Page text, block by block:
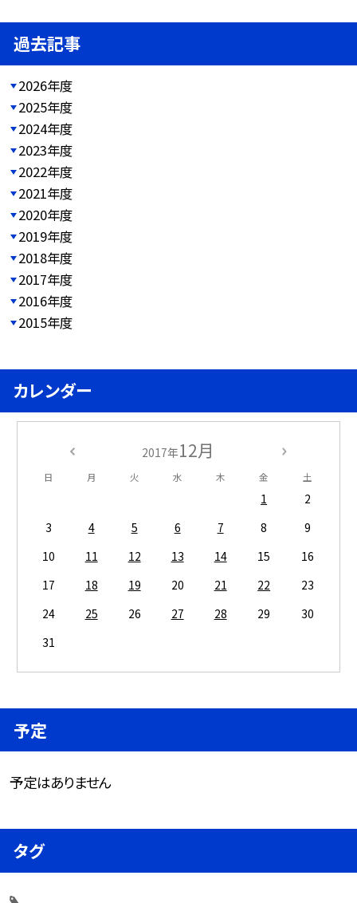
過去記事
2026年度
2025年度
2024年度
2023年度
2022年度
2021年度
2020年度
2019年度
2018年度
2017年度
2016年度
2015年度
カレンダー
2017年12月
日 月 火 水 木 金 土
1
2
3
4 5 6 7 8
9
10
11 12 13 14 15
16
17
18 19 20 21 22
23
24
25 26 27 28 29
30
31
予定
予定はありません
タグ